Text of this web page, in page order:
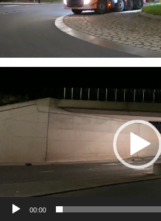
00:00